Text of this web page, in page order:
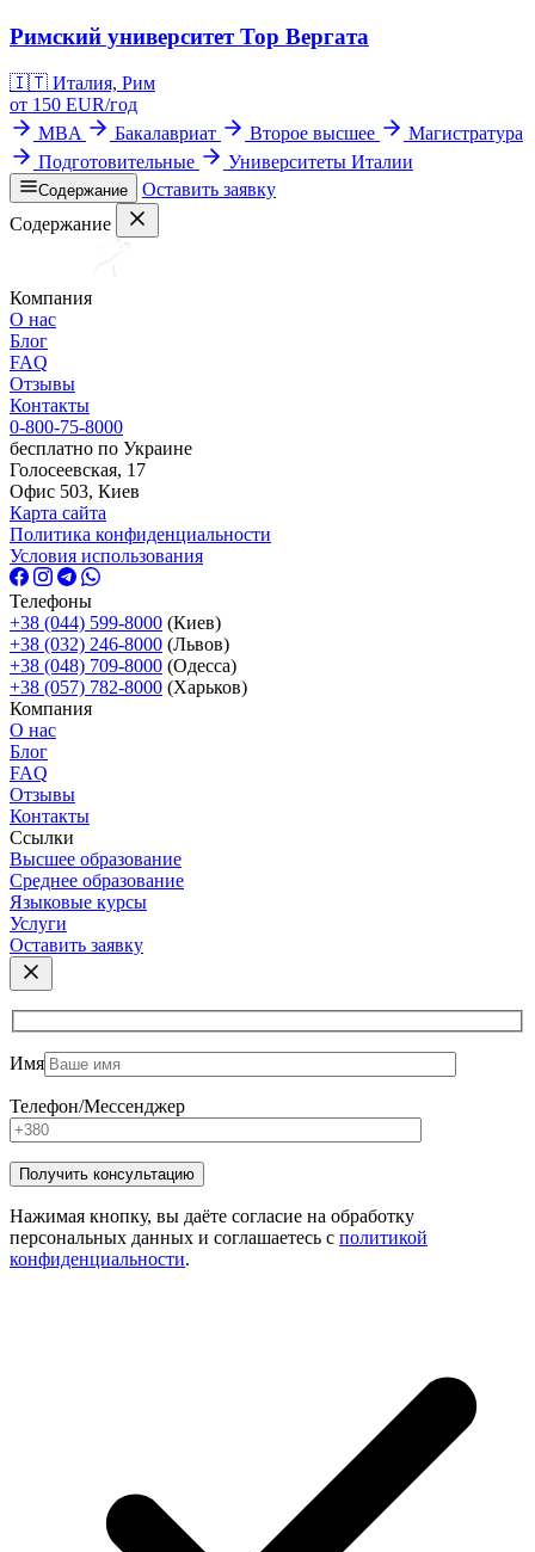
Римский университет Тор Вергата
🇮🇹 Италия, Рим
от 150 EUR/год
MBA
Бакалавриат Второе высшее
Магистратура
Подготовительные
Университеты Италии
Содержание
Оставить заявку
Содержание
Компания
О нас
Блог
FAQ
Отзывы
Контакты
0-800-75-8000
бесплатно по Украине
Голосеевская, 17
Офис 503, Киев
Карта сайта
Политика конфиденциальности
Условия использования
Телефоны
+38 (044) 599-8000 (Киев)
+38 (032) 246-8000 (Львов)
+38 (048) 709-8000 (Одесcа)
+38 (057) 782-8000 (Харьков)
Компания
О нас
Блог
FAQ
Отзывы
Контакты
Ссылки
Высшее образование
Среднее образование
Языковые курсы
Услуги
Оставить заявку
Имя
Телефон/Мессенджер
Нажимая кнопку, вы даёте согласие на обработку
персональных данных и соглашаетесь с политикой
конфиденциальности.